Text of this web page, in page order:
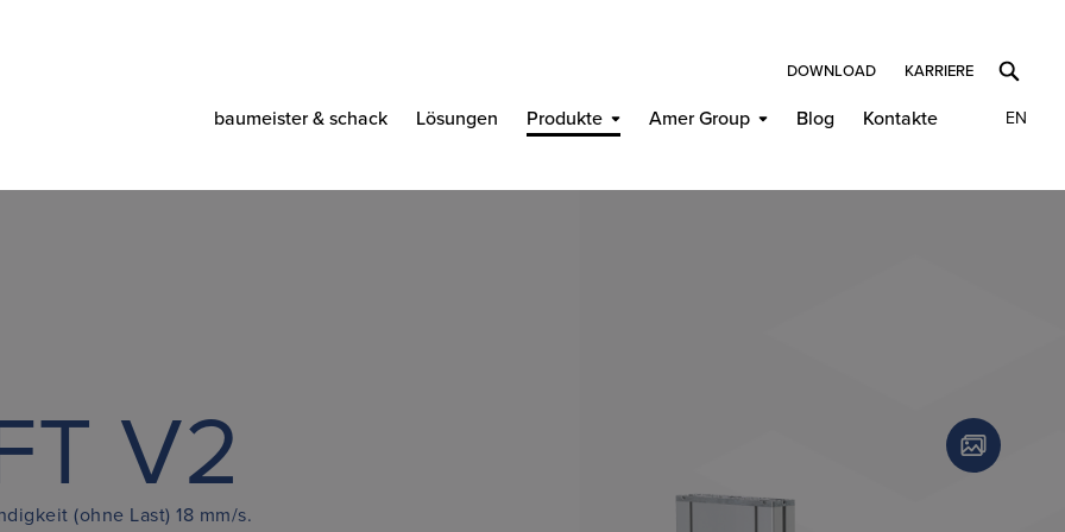
baumeister & schack Lösungen Produkte Amer Group Blog Kontakte EN
DOWNLOAD KARRIERE
V2
(ohne Last) 18 mm/s.